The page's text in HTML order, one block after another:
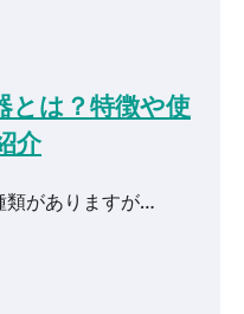
とは？特徴や使
介
類がありますが…